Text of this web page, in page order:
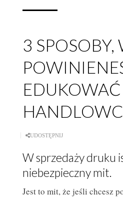
3 SPOSOBY,
UDOSTĘPNIJ
W sprzedaży druku
niebezpieczny mit.
Jest to mit, że jeśli chcesz